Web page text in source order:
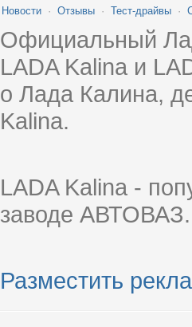
Новости · Отзывы · Тест-драйвы ·
Официальный
LADA Kalina и
о Лада Калина,
Kalina.
LADA Kalina -
заводе АВТОВАЗ.
Разместить